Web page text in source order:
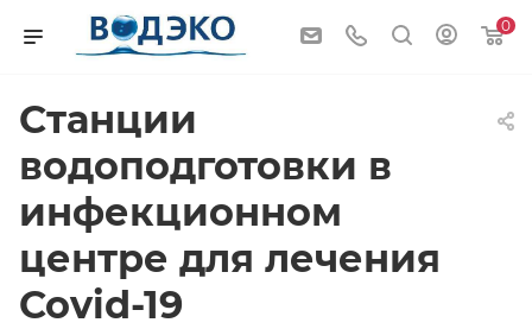
0
Станции
водоподготовки в
инфекционном
центре для лечения
Covid-19